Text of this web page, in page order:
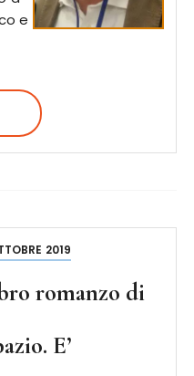
e
2019
romanzo di
E’